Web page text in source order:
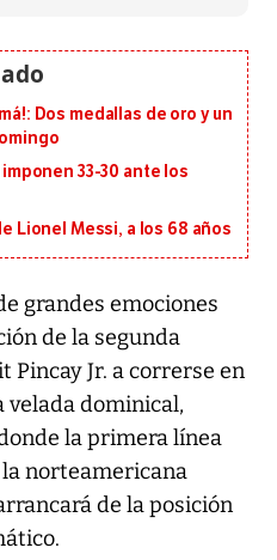
Dos medallas de oro y un
33-30 ante los
Lionel Messi, a los 68 años
grandes emociones
de la segunda
Pincay Jr. a correrse en
velada dominical,
la primera línea
norteamericana
de la posición